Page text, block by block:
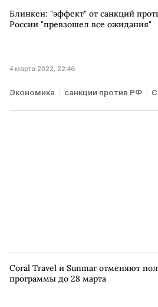
Блинкен: "эффект" от санкций
России "превзошел все ожидания"
4 марта 2022, 22:46
Экономика санкции против РФ
Coral Travel и Sunmar отменяют
программы до 28 марта